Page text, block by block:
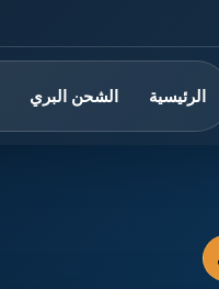
الرئيسية الشحن البري